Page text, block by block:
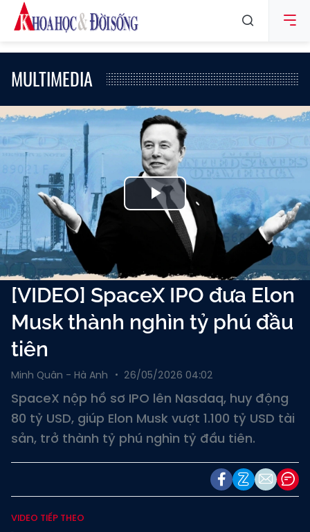
MULTIMEDIA
Play
Video
[VIDEO] SpaceX IPO đưa Elon
Musk thành nghìn tỷ phú đầu
tiên
Minh Quân - Hà Anh 26/05/2026 04:02
SpaceX nộp hồ sơ IPO lên Nasdaq, huy động
80 tỷ USD, giúp Elon Musk vượt 1.100 tỷ USD tài
sản, trở thành tỷ phú nghìn tỷ đầu tiên.
VIDEO TIẾP THEO